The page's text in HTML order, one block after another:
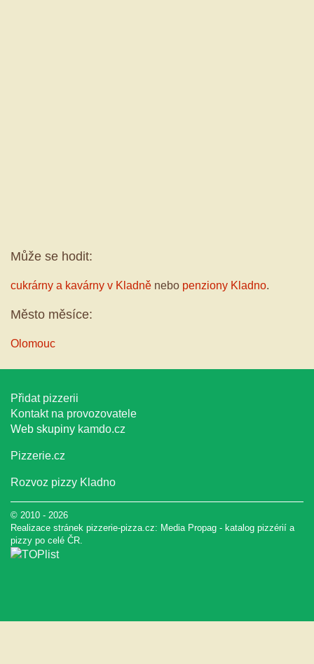
Může se hodit:
cukrárny a kavárny v Kladně nebo penziony Kladno.
Město měsíce:
Olomouc
Přidat pizzerii
Kontakt na provozovatele
Web skupiny kamdo.cz
Pizzerie.cz
Rozvoz pizzy Kladno
© 2010 - 2026
Realizace stránek pizzerie-pizza.cz: Media Propag - katalog pizzérií a
pizzy po celé ČR.